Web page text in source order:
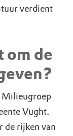
verdient
om de
Milieugroep
Vught.
de rijken van